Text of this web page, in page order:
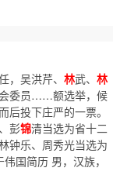
，吴洪芹、 林武、 林
会委员……额选举，候
投下庄严的一票。
彭锦清当选为省十二
钟乐、周秀光当选为
国简历 男，汉族，